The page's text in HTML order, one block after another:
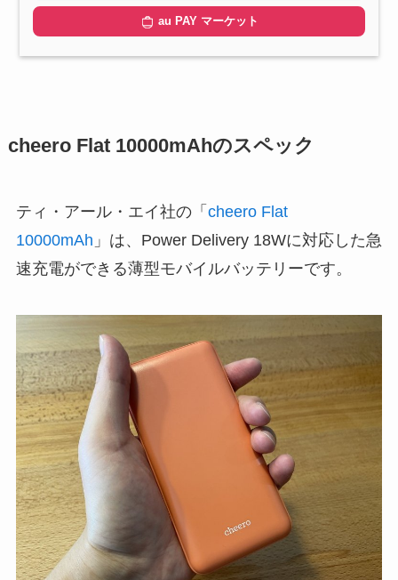
au PAY マーケット
cheero Flat 10000mAhのスペック
ティ・アール・エイ社の「 cheero Flat
10000mAh 」は、Power Delivery 18Wに対応した急
速充電ができる薄型モバイルバッテリーです。